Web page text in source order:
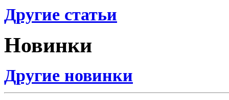
Другие статьи
Новинки
Другие новинки